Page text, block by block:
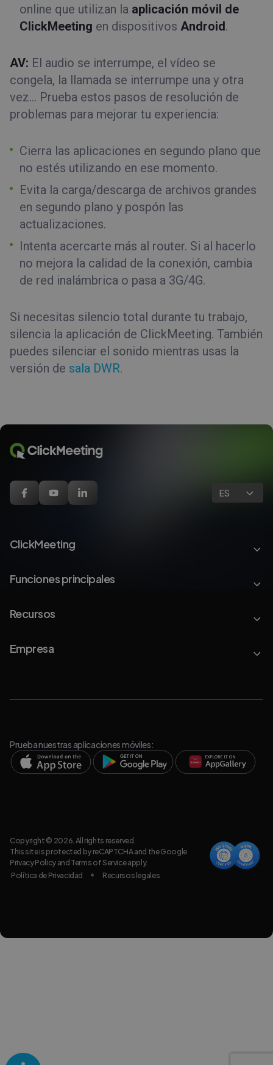
online que utilizan la aplicación móvil de
ClickMeeting en dispositivos Android.
AV: El audio se interrumpe, el vídeo se
congela, la llamada se interrumpe una y otra
vez… Prueba estos pasos de resolución de
problemas para mejorar tu experiencia:
Cierra las aplicaciones en segundo plano que
no estés utilizando en ese momento.
Evita la carga/descarga de archivos grandes
en segundo plano y pospón las
actualizaciones.
Intenta acercarte más al router. Si al hacerlo
no mejora la calidad de la conexión, cambia
de red inalámbrica o pasa a 3G/4G.
Si necesitas silencio total durante tu trabajo,
silencia la aplicación de ClickMeeting. También
puedes silenciar el sonido mientras usas la
versión de sala DWR.
ES
ClickMeeting
Funciones principales
Recursos
Empresa
Prueba nuestras aplicaciones móviles:
Copyright © 2026. All rights reserved.
This site is protected by reCAPTCHA and the Google
Privacy Policyand Terms of Serviceapply.
Política de Privacidad
Recursos legales